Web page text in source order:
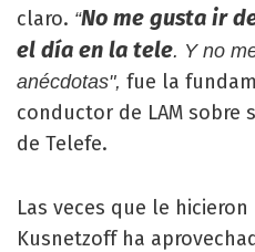
claro. “No me gusta ir
el día en la tele. Y no
anécdotas", fue la
conductor de LAM sobre
de Telefe.
Las veces que le
Kusnetzoff ha